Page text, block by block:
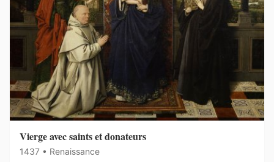
Vierge avec saints et donateurs
1437 • Renaissance